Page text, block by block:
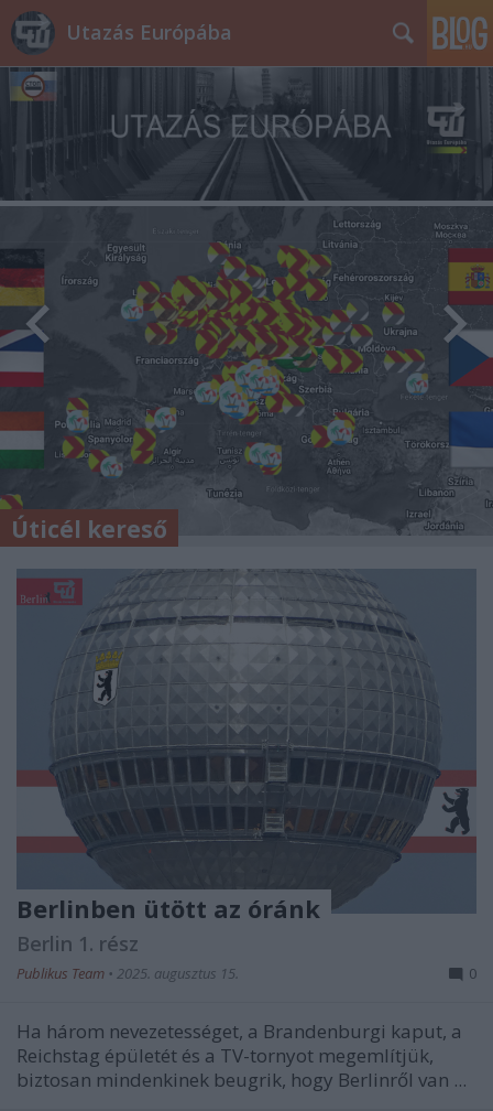
Utazás Európába
Úticél kereső
Berlinben ütött az óránk
Berlin 1. rész
Publikus Team • 2025. augusztus 15. 0
Ha három nevezetességet, a Brandenburgi kaput, a
Reichstag épületét és a TV-tornyot megemlítjük,
biztosan mindenkinek beugrik, hogy Berlinről van ...